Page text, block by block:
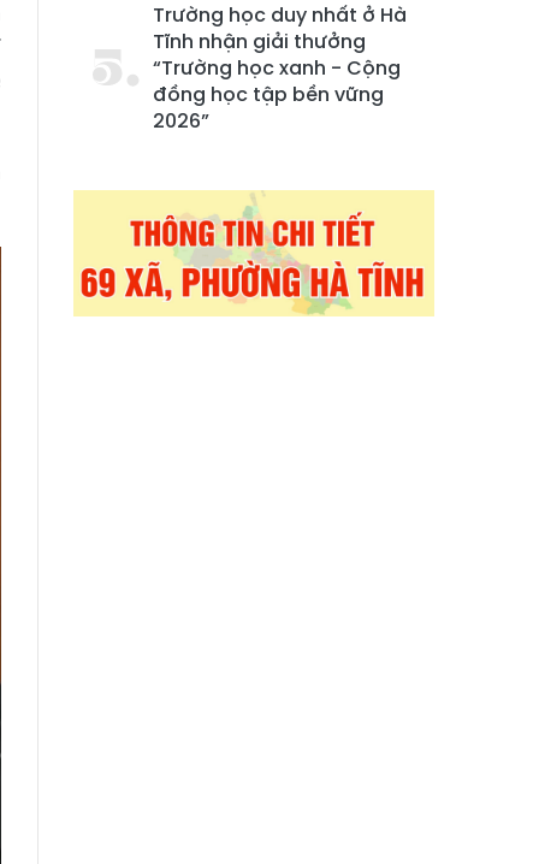
Trường học duy nhất ở Hà
Tĩnh nhận giải thưởng
“Trường học xanh - Cộng
đồng học tập bền vững
2026”